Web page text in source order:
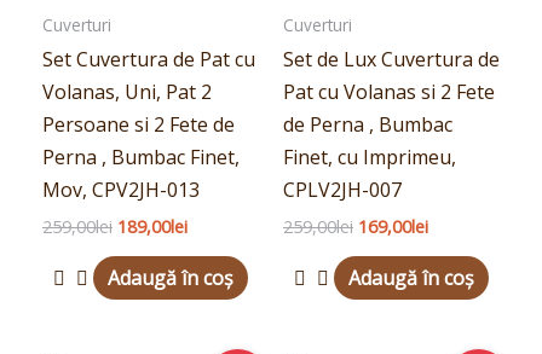
Cuverturi
Set Cuvertura de Pat cu
Volanas, Uni, Pat 2
Persoane si 2 Fete de
Perna , Bumbac Finet,
Mov, CPV2JH-013
259,00lei 189,00lei
Adaugă în coș
Cuverturi
Set de Lux Cuvertura de
Pat cu Volanas si 2 Fete
de Perna , Bumbac
Finet, cu Imprimeu,
CPLV2JH-007
259,00lei 169,00lei
Adaugă în coș